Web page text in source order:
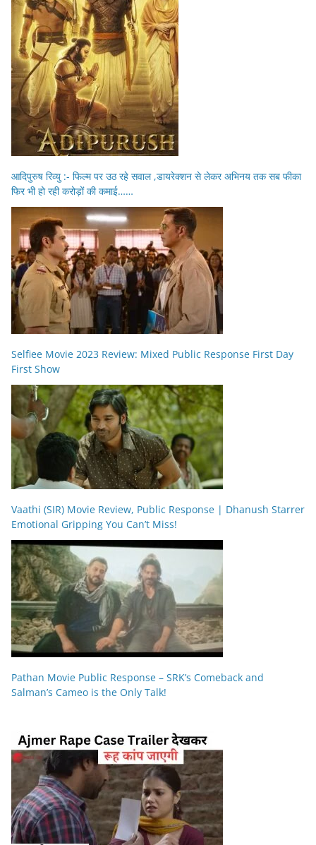
आदिपुरुष रिव्यु :- फिल्म पर उठ रहे सवाल ,डायरेक्शन से लेकर अभिनय तक सब फीका
फिर भी हो रही करोड़ों की कमाई……
Selfiee Movie 2023 Review: Mixed Public Response First Day
First Show
Vaathi (SIR) Movie Review, Public Response | Dhanush Starrer
Emotional Gripping You Can’t Miss!
Pathan Movie Public Response – SRK’s Comeback and
Salman’s Cameo is the Only Talk!